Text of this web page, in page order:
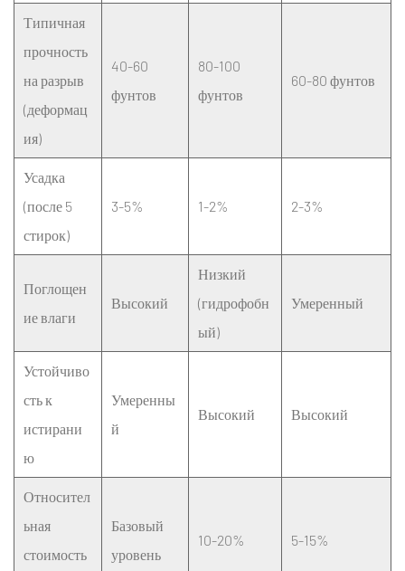
Типичная
прочность
на разрыв
(деформац
ия)
40-60
фунтов
80-100
фунтов
60-80 фунтов
Усадка
(после 5
стирок)
3-5% 1-2% 2-3%
Поглощен
ие влаги
Высокий
Низкий
(гидрофобн
ый)
Умеренный
Устойчиво
сть к
истирани
ю
Умеренны
й
Высокий Высокий
Относител
ьная
стоимость
Базовый
уровень
10-20% 5-15%